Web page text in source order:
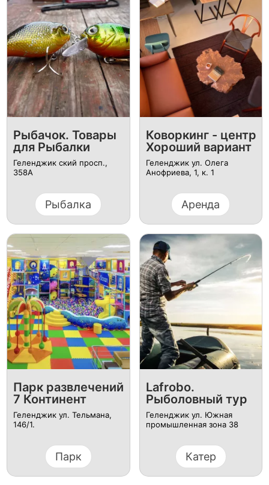
Рыбачок. Товары
для Рыбалки
Геленджик ский просп.,
358А
Рыбалка
Коворкинг - центр
Хороший вариант
Геленджик ул. Олега
Анофриева, 1, к. 1
Аренда
Парк развлечений
7 Континент
Геленджик ул. Тельмана,
146/1.
Парк
Lafrobo.
Рыболовный тур
Геленджик ул. Южная
промышленная зона 38
Катер